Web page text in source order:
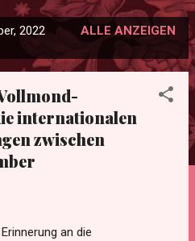
2022
ALLE ANZEIGEN
internationalen
zwischen
an die